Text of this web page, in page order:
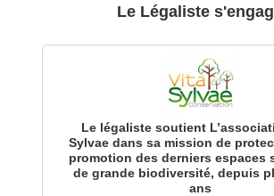
Le Légaliste
Le légaliste soutient
Sylvae dans sa mission de
promotion des derniers espaces
de grande biodiversité, depuis
ans